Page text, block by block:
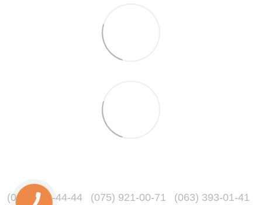
(067) 216-44-44 (075) 921-00-71 (063) 393-01-41